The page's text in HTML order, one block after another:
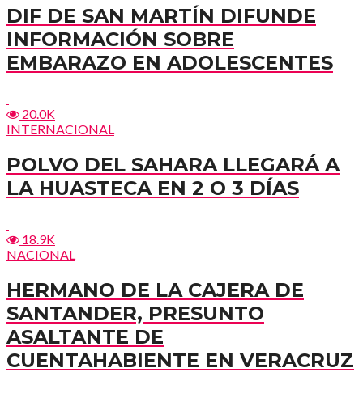
DIF DE SAN MARTÍN DIFUNDE
INFORMACIÓN SOBRE
EMBARAZO EN ADOLESCENTES
20.0K
INTERNACIONAL
POLVO DEL SAHARA LLEGARÁ A
LA HUASTECA EN 2 O 3 DÍAS
18.9K
NACIONAL
HERMANO DE LA CAJERA DE
SANTANDER, PRESUNTO
ASALTANTE DE
CUENTAHABIENTE EN VERACRUZ